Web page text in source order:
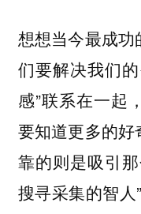
想想当今最成
们要解决我们
感”联系在一起
要知道更多的
靠的则是吸引
搜寻采集的智人